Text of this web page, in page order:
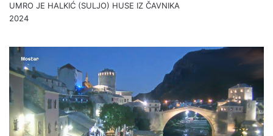
UMRO JE HALKIĆ (SULJO) HUSE IZ ČAVNIKA
2024